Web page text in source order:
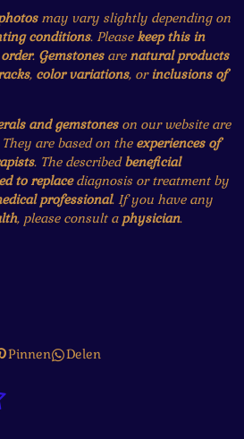
may vary slightly depending on
conditions. Pleasekeep this in
. Gemstonesarenatural products
, color variations, orinclusions of
and gemstoneson our website are
They are based on the experiences of
. The describedbeneficial
to replacediagnosis or treatment by
professional. If you have any
, please consult a physician.
Pinnen Delen
S